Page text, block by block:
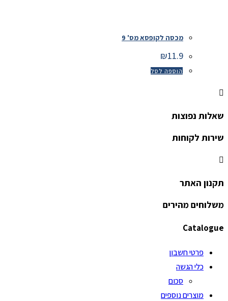
מכסה לקופסא מס' 9
₪11.9
הוספה לסל
שאלות נפוצות
שירות לקוחות
תקנון האתר
משלוחים מהירים
Catalogue
פרטי חשבון
כלי הגשה
סכום
מוצרים נוספים